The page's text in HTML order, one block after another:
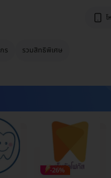
ร รวมสิทธิพิเศษ
-26%